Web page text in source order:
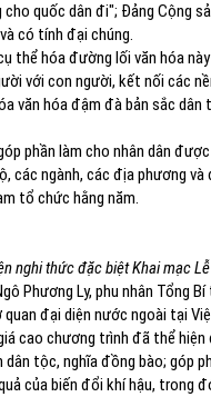
quốc dân đi"; Đảng Cộng
có tính đại chúng.
thể hóa đường lối văn hóa
với con người, kết nối các
văn hóa đậm đà bản sắc
phần làm cho nhân dân
các ngành, các địa phương
tổ chức hằng năm.
nghi thức đặc biệt Khai mạc
Phương Ly, phu nhân Tổng
đại diện nước ngoài tại
cao chương trình đã thể
tộc, nghĩa đồng bào; góp
của biến đổi khí hậu, trong